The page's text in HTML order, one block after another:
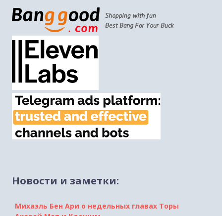
Новости и заметки:
Михаэль Бен Ари о недельных главах Торы
24/04/2026